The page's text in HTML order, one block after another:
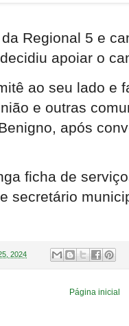
Regional 5 e
apoiar o
ao seu lado e
e outras
após
ficha de
secretário
2024
Página inicial